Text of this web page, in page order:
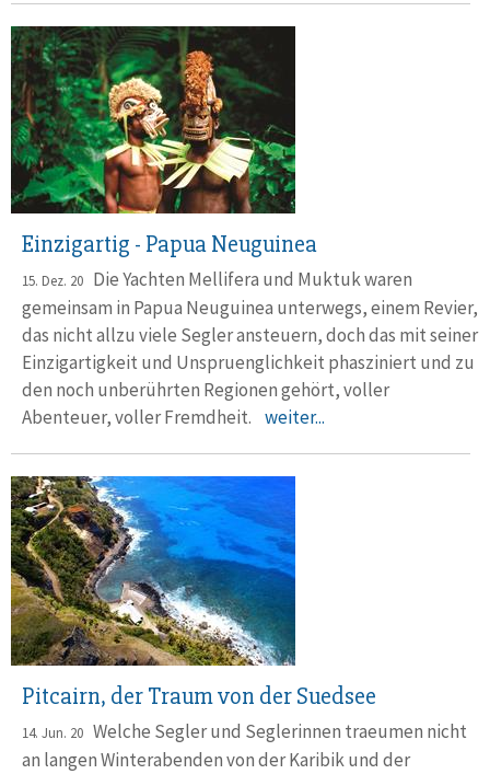
Einzigartig - Papua Neuguinea
15. Dez. 20 Die Yachten Mellifera und Muktuk waren
gemeinsam in Papua Neuguinea unterwegs, einem Revier,
das nicht allzu viele Segler ansteuern, doch das mit seiner
Einzigartigkeit und Unspruenglichkeit phasziniert und zu
den noch unberührten Regionen gehört, voller
Abenteuer, voller Fremdheit. weiter...
Pitcairn, der Traum von der Suedsee
14. Jun. 20 Welche Segler und Seglerinnen traeumen nicht
an langen Winterabenden von der Karibik und der